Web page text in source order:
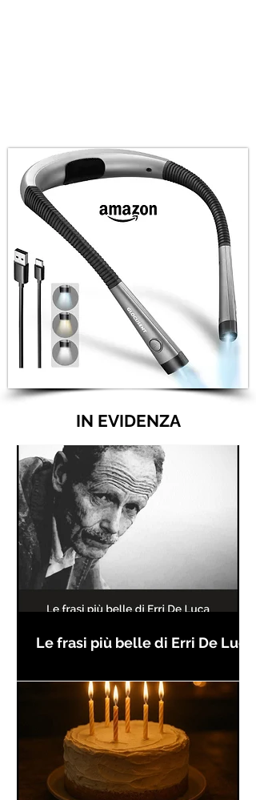
IN EVIDENZA
Le frasi più belle di Erri De Luca